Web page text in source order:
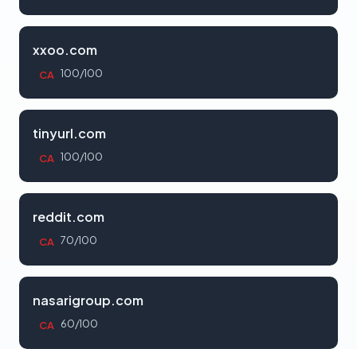
xxoo.com
CA 100/100
tinyurl.com
CA 100/100
reddit.com
CA 70/100
nasarigroup.com
CA 60/100